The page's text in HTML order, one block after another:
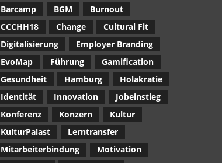
Barcamp
BGM
Burnout
CCCHH18
Change
Cultural Fit
Digitalisierung
Employer Branding
EvoMap
Führung
Gamification
Gesundheit
Hamburg
Holakratie
Identität
Innovation
Jobeinstieg
Konferenz
Konzern
Kultur
KulturPalast
Lerntransfer
Mitarbeiterbindung
Motivation